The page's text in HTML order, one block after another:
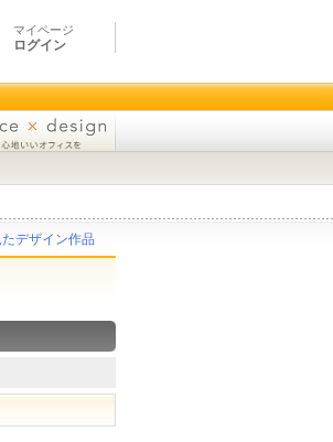
マイページ
ログイン
デザイン作品